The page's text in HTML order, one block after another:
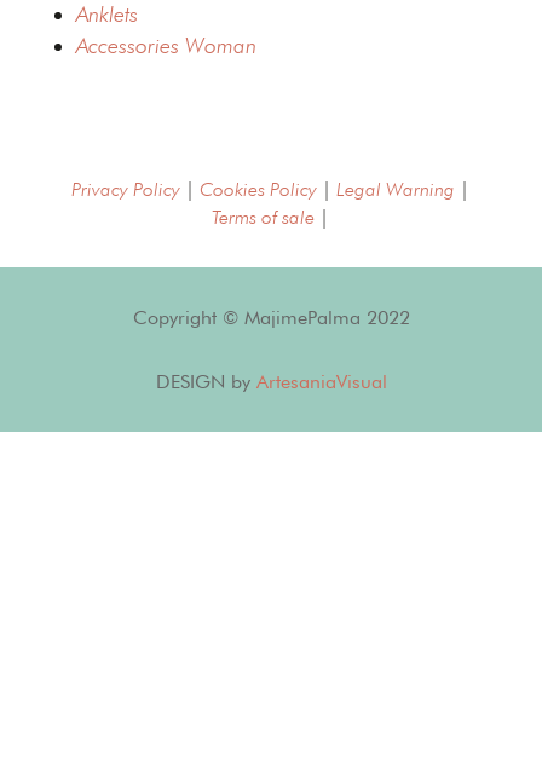
Anklets
Accessories Woman
Privacy Policy Cookies Policy |Legal Warning
Terms of sale
Copyright © MajimePalma 2022
DESIGN by ArtesaniaVisual